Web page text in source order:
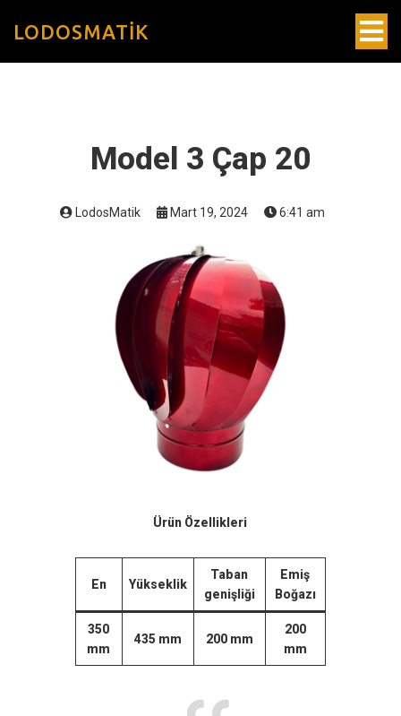
LODOSMATIK
Model 3 Çap 20
LodosMatik Mart 19, 2024 6:41 am
Ürün Özellikleri
En Yükseklik
Taban
genişliği
Emiş
Boğazı
350
mm
435 mm 200 mm
200
mm